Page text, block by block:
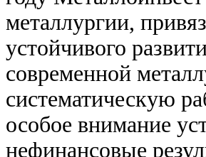
металлургии,
устойчивого
современной
систематическую
особое внимание
нефинансовые